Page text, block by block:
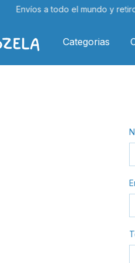
Envíos a todo el mundo y
Categorias